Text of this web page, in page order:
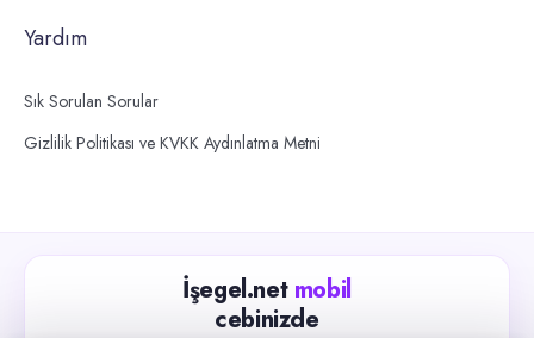
Yardım
Sık Sorulan Sorular
Gizlilik Politikası ve KVKK Aydınlatma Metni
İşegel.net mobil
cebinizde